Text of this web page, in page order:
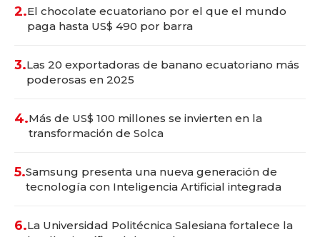
2.El chocolate ecuatoriano por el que el mundo
paga hasta US$ 490 por barra
3.Las 20 exportadoras de banano ecuatoriano más
poderosas en 2025
4.Más de US$ 100 millones se invierten en la
transformación de Solca
5.Samsung presenta una nueva generación de
tecnología con Inteligencia Artificial integrada
6.La Universidad Politécnica Salesiana fortalece la